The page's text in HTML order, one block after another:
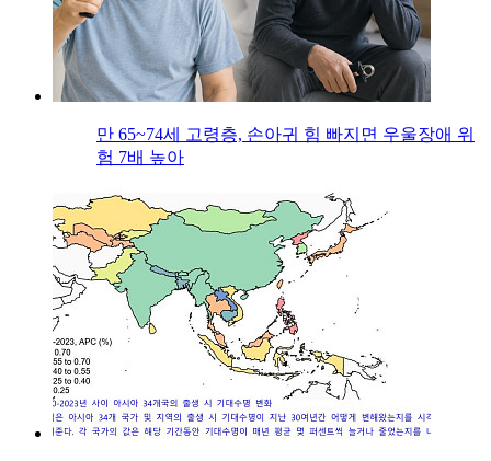
만 65~74세 고령층, 손아귀 힘 빠지면 우울장애 위
험 7배 높아